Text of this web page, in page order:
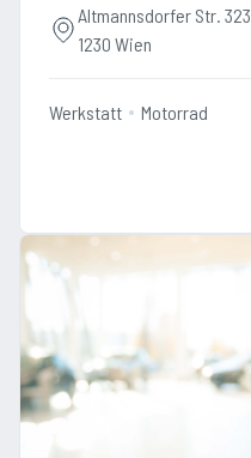
Altmannsdorfer Str. 323
1230 Wien
Werkstatt Motorrad